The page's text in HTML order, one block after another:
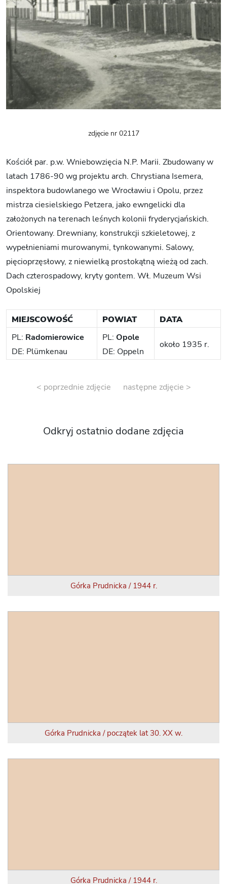
zdjęcie nr 02117
Kościół par. p.w. Wniebowzięcia N.P. Marii. Zbudowany w
latach 1786-90 wg projektu arch. Chrystiana Isemera,
inspektora budowlanego we Wrocławiu i Opolu, przez
mistrza ciesielskiego Petzera, jako ewngelicki dla
założonych na terenach leśnych kolonii fryderycjańskich.
Orientowany. Drewniany, konstrukcji szkieletowej, z
wypełnieniami murowanymi, tynkowanymi. Salowy,
pięcioprzęsłowy, z niewielką prostokątną wieżą od zach.
Dach czterospadowy, kryty gontem. Wł. Muzeum Wsi
Opolskiej
MIEJSCOWOŚĆ POWIAT
DATA
PL: Radomierowice
DE: Plümkenau
PL: Opole
DE: Oppeln
około 1935 r.
< poprzednie zdjęcie następne zdjęcie >
Odkryj ostatnio dodane zdjęcia
Górka Prudnicka / 1944 r.
Górka Prudnicka / początek lat 30. XX w.
Górka Prudnicka / 1944 r.